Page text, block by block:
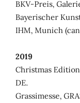
BKV-Preis,
Bayerischer
IHM, Munich
2019
Christmas
DE.
Grassimesse,